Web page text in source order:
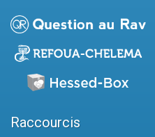
Raccourcis